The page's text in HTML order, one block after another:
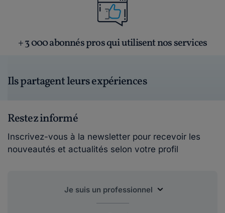
+ 3 000 abonnés pros qui utilisent nos services
Ils partagent leurs expériences
Restez informé
Inscrivez-vous à la newsletter pour recevoir les
nouveautés et actualités selon votre profil